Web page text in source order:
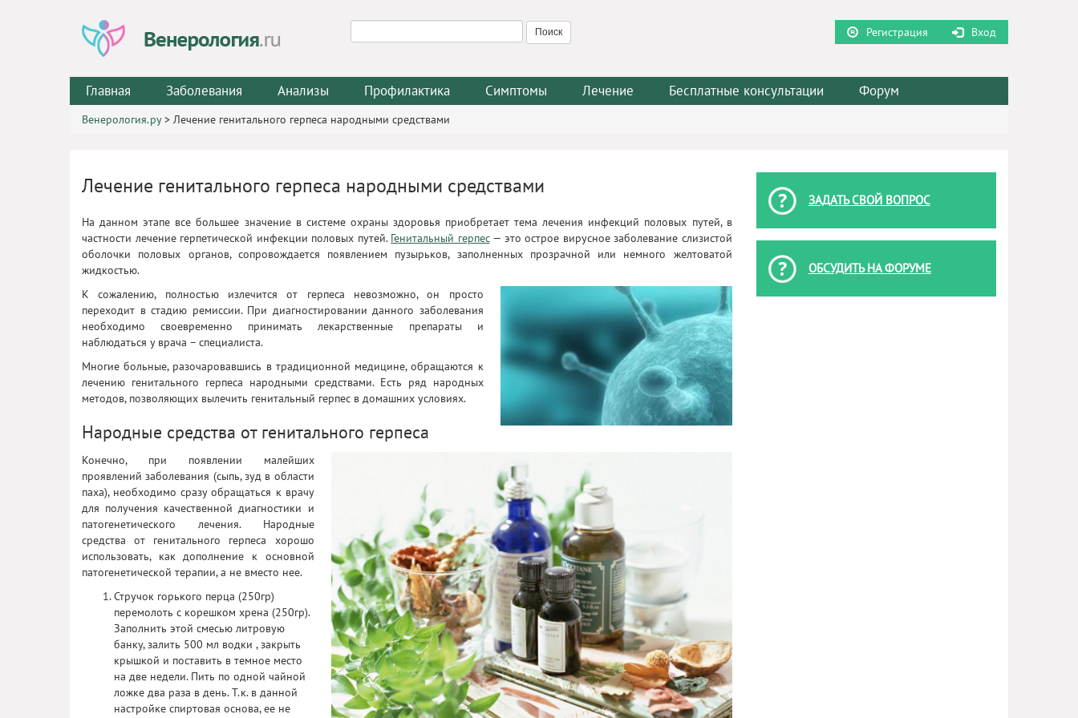
Регистрация Вход
Главная Заболевания Анализы Профилактика Симптомы Лечение Бесплатные консультации Форум
Венерология.ру> Лечение генитального герпеса народными средствами
Лечение генитального герпеса народными средствами
На данном этапе все большее значение в системе охраны здоровья приобретает тема лечения инфекций половых путей, в
частности лечение герпетической инфекции половых путей. Генитальный герпес— это острое вирусное заболевание слизистой
оболочки половых органов, сопровождается появлением пузырьков, заполненных прозрачной или немного желтоватой
жидкостью.
К сожалению, полностью излечится от герпеса невозможно, он просто
переходит в стадию ремиссии. При диагностировании данного заболевания
необходимо своевременно принимать лекарственные препараты и
наблюдаться у врача – специалиста.
Многие больные, разочаровавшись в традиционной медицине, обращаются к
лечению генитального герпеса народными средствами. Есть ряд народных
методов, позволяющих вылечить генитальный герпес в домашних условиях.
Народные средства от генитального герпеса
Конечно, при появлении малейших
проявлений заболевания (сыпь, зуд в области
паха), необходимо сразу обращаться к врачу
для получения качественной диагностики и
патогенетического лечения. Народные
средства от генитального герпеса хорошо
использовать, как дополнение к основной
патогенетической терапии, а не вместо нее.
Стручок горького перца (250гр)
перемолоть с корешком хрена (250гр).
Заполнить этой смесью литровую
банку, залить 500 мл водки , закрыть
крышкой и поставить в темное место
на две недели. Пить по одной чайной
ложке два раза в день. Т.к. в данной
настройке спиртовая основа, ее не
ЗАДАТЬ СВОЙ ВОПРОС
ОБСУДИТЬ НА ФОРУМЕ